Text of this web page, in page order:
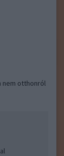
nem otthonról